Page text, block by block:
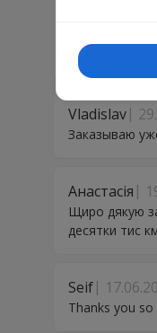
отличного
Vladislav
Заказываю
Анастасія
Щиро дякую
десятки тис
Seif
Thanks you so